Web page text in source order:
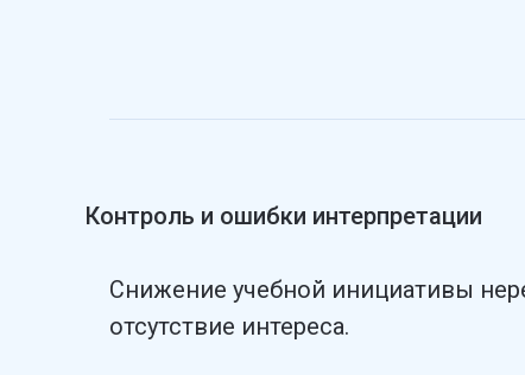
Контроль и ошибки интерпретации
Снижение учебной инициативы
отсутствие интереса.